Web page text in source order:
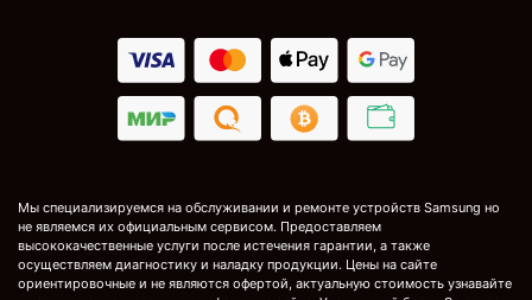
Мы специализируемся на обслуживании и ремонте устройств Samsung но
не являемся их официальным сервисом. Предоставляем
высококачественные услуги после истечения гарантии, а также
осуществляем диагностику и наладку продукции. Цены на сайте
ориентировочные и не являются офертой, актуальную стоимость узнавайте